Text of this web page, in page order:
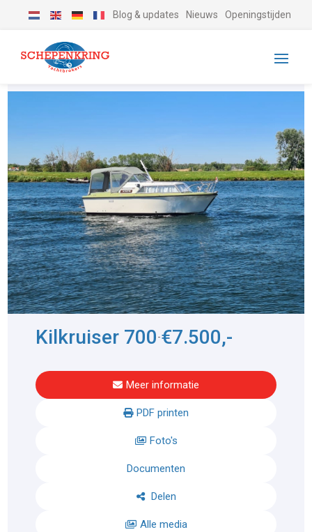
Blog & updates Nieuws Openingstijden
Kilkruiser 700-€7.500,-
Meer informatie
PDF printen
Foto's
Documenten
Delen
Alle media